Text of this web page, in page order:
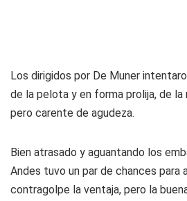
Los dirigidos por De Muner
de la pelota y en forma prolija, de la
pero carente de agudeza.
Bien atrasado y aguantando los
Andes tuvo un par de chances para
contragolpe la ventaja, pero la